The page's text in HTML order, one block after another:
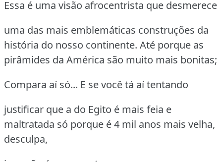
Essa é uma visão afrocentrista que desmerece
uma das mais emblemáticas construções da
história do nosso continente. Até porque as
pirâmides da América são muito mais bonitas;
Compara aí só... E se você tá aí tentando
justificar que a do Egito é mais feia e
maltratada só porque é 4 mil anos mais velha,
desculpa,